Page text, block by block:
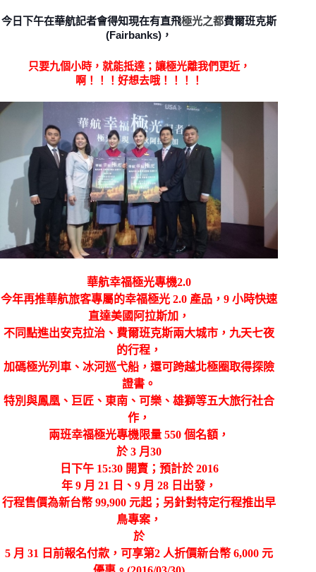
今日下午在華航記者會得知現在有直飛極光之都費爾班克斯
(Fairbanks)，
只要九個小時，就能抵達；讓極光離我們更近，
啊！！！好想去哦！！！！
華航幸福極光專機2.0
今年再推華航旅客專屬的幸福極光 2.0 產品，9小時快速
直達美國阿拉斯加，
不同點進出安克拉治、費爾班克斯兩大城市，九天七夜
的行程，
加碼極光列車、冰河巡弋船，還可跨越北極圈取得探險
證書。
特別與鳳凰、巨匠、東南、可樂、雄獅等五大旅行社合
作，
兩班幸福極光專機限量 550 個名額，
於3 月30
日下午 15:30 開賣；預計於2016
年 9 月 21 日、9 月 28 日出發，
行程售價為新台幣99,900 元起；另針對特定行程推出早
鳥專案，
於
5 月31 日前報名付款，可享第2 人折價新台幣6,000 元